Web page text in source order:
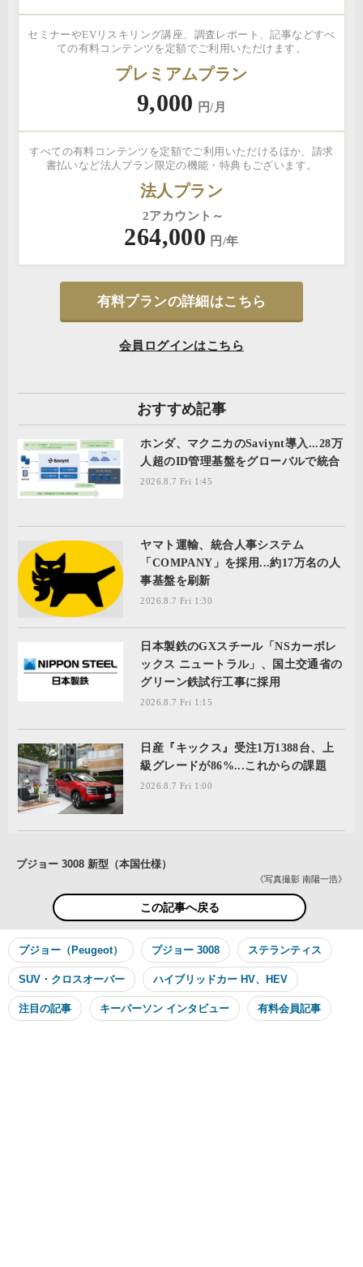
セミナーやEVリスキリング講座、調査レポート、記事などすべ
ての有料コンテンツを定額でご利用いただけます。
プレミアムプラン
9,000 円/月
すべての有料コンテンツを定額でご利用いただけるほか、請求
書払いなど法人プラン限定の機能・特典もございます。
法人プラン
2アカウント～
264,000 円/年
有料プランの詳細はこちら
会員ログインはこちら
おすすめ記事
ホンダ、マクニカのSaviynt導入...28万
人超のID管理基盤をグローバルで統合
2026.8.7 Fri 1:45
ヤマト運輸、統合人事システム
「COMPANY」を採用...約17万名の人
事基盤を刷新
2026.8.7 Fri 1:30
日本製鉄のGXスチール「NSカーボレ
ックス ニュートラル」、国土交通省の
グリーン鉄試行工事に採用
2026.8.7 Fri 1:15
日産『キックス』受注1万1388台、上
級グレードが86%...これからの課題
2026.8.7 Fri 1:00
《写真撮影 南陽一浩》
プジョー 3008 新型（本国仕様）
この記事へ戻る
プジョー（Peugeot） プジョー 3008 ステランティス
SUV・クロスオーバー ハイブリッドカー HV、HEV
注目の記事 キーパーソン インタビュー 有料会員記事